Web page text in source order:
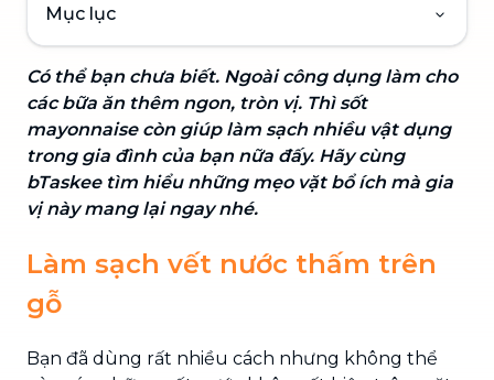
Mục lục
Có thể bạn chưa biết. Ngoài công dụng làm cho
các bữa ăn thêm ngon, tròn vị. Thì sốt
mayonnaise còn giúp làm sạch nhiều vật dụng
trong gia đình của bạn nữa đấy. Hãy cùng
bTaskee tìm hiểu những mẹo vặt bổ ích mà gia
vị này mang lại ngay nhé.
Làm sạch vết nước thấm trên
gỗ
Bạn đã dùng rất nhiều cách nhưng không thể